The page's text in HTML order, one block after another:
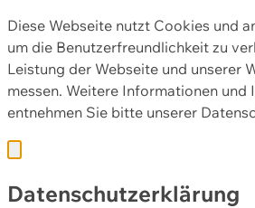
Diese Webseite nutzt Cookies und
um die Benutzerfreundlichkeit zu
Leistung der Webseite und unserer
messen. Weitere Informationen und
entnehmen Sie bitte unserer
Datenschutzerklärung